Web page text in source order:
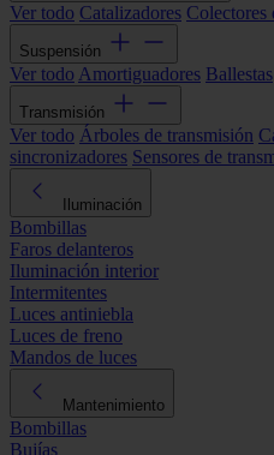
Ver todo Catalizadores Colectores
Suspensión
Ver todo Amortiguadores Ballestas
Transmisión
Ver todo Árboles de transmisión
sincronizadores Sensores de
Iluminación
Bombillas
Faros delanteros
Iluminación interior
Intermitentes
Luces antiniebla
Luces de freno
Mandos de luces
Mantenimiento
Bombillas
Bujías